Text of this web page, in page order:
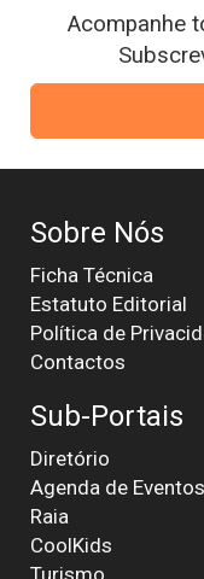
Acompanhe
Sobre Nós
Ficha Técnica
Estatuto Editorial
Política de
Contactos
Sub-Portais
Diretório
Agenda de Eventos
Raia
CoolKids